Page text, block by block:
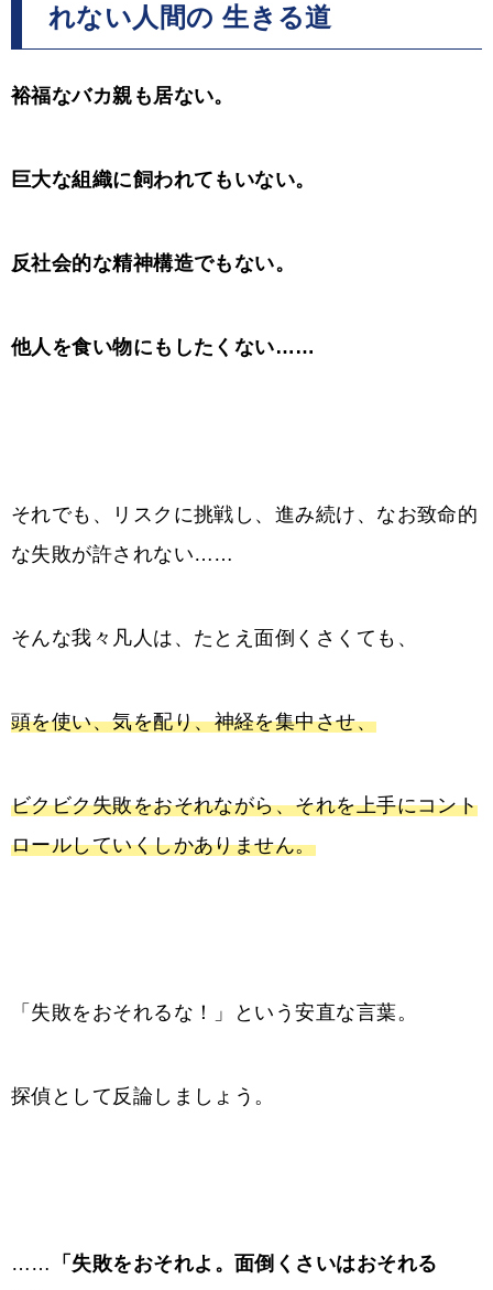
れない人間の 生きる道
裕福なバカ親も居ない。
巨大な組織に飼われてもいない。
反社会的な精神構造でもない。
他人を食い物にもしたくない……
それでも、リスクに挑戦し、進み続け、なお致命的
な失敗が許されない……
そんな我々凡人は、たとえ面倒くさくても、
頭を使い、気を配り、神経を集中させ、
ビクビク失敗をおそれながら、それを上手にコント
ロールしていくしかありません。
「失敗をおそれるな！」という安直な言葉。
探偵として反論しましょう。
…… 「 失敗をおそれよ。面倒くさいはおそれる